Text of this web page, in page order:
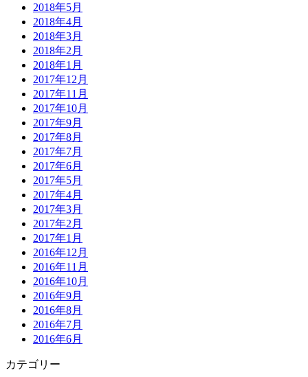
2018年5月
2018年4月
2018年3月
2018年2月
2018年1月
2017年12月
2017年11月
2017年10月
2017年9月
2017年8月
2017年7月
2017年6月
2017年5月
2017年4月
2017年3月
2017年2月
2017年1月
2016年12月
2016年11月
2016年10月
2016年9月
2016年8月
2016年7月
2016年6月
カテゴリー